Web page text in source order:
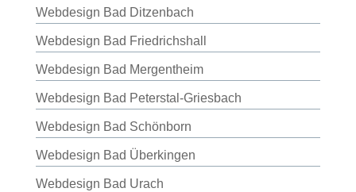
Webdesign Bad Ditzenbach
Webdesign Bad Friedrichshall
Webdesign Bad Mergentheim
Webdesign Bad Peterstal-Griesbach
Webdesign Bad Schönborn
Webdesign Bad Überkingen
Webdesign Bad Urach